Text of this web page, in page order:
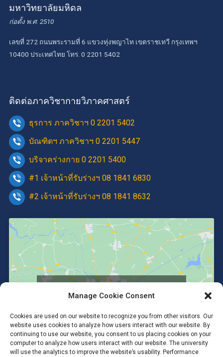
Manage Cookie Consent
Cookies are used on our website to recognize you from other visitors. Our
website uses cookies to analyze how users interact with our website. By
continuing to use our website, you consent to us placing cookies on your
computer to analyze how users interact with our website. The university
will use the analytics to improve the website’s usability. Performance
มหาวิทยาลัยมหิดล
ก่อตั้ง พ.ศ. 2510
เลขที่ 272 ถนนพระรามที่ 6 แขวงทุ่งพญาไท เขตราชเทวี กรุงเทพฯ
10400 ประเทศไทย โทร. 0 2201 5402
ติดต่อภาควิชากายวิภาคศาสตร์
ธุรการ ภาควิชาฯ 0 2201 5402
บัณฑิตฯ ภาควิชาฯ 0 2201 5447
บริจาคร่างกาย 0 2201 5400
#1 เจ้าหน้าที่รับร่างฯ 08 1841 6830
#2 เจ้าหน้าที่รับร่างฯ 08 1841 8632
enable this content